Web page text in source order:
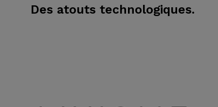
Des atouts technologiques.